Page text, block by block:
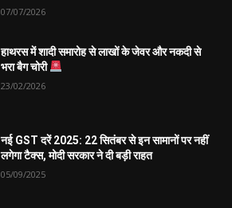
07/07/2026
हाथरस में शादी समारोह से लाखों के जेवर और नकदी से
भरा बैग चोरी
23/02/2026
नई GST दरें 2025: 22 सितंबर से इन सामानों पर नहीं
लगेगा टैक्स, मोदी सरकार ने दी बड़ी राहत
05/09/2025